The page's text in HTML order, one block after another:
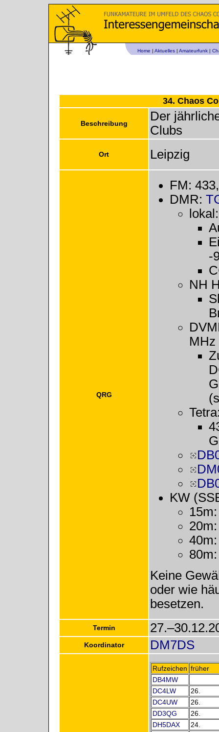
Home | Aktuelles | Amateurfunk |
34. Chaos
Beschreibung
Der
Clubs
Ort Leipzig
QRG
FM:
DMR:
-
NH
MHz
KW
Keine
oder wie
besetzen.
Termin
Koordinator DM7DS
Rufzeichen früher
DB4MW
DC4LW
26.
DC4UW
26.
DD3QG
26.
DH5DAX
24.